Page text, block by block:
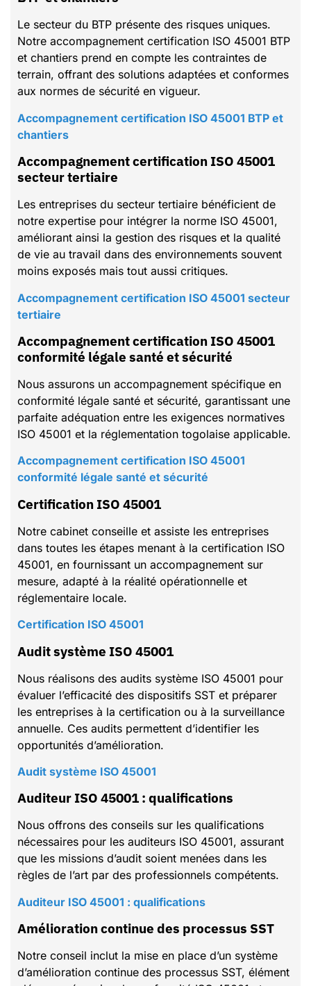
Le secteur du BTP présente des risques uniques.
Notre accompagnement certification ISO 45001 BTP
et chantiers prend en compte les contraintes de
terrain, offrant des solutions adaptées et conformes
aux normes de sécurité en vigueur.
Accompagnement certification ISO 45001 BTP et
chantiers
Accompagnement certification ISO 45001
secteur tertiaire
Les entreprises du secteur tertiaire bénéficient de
notre expertise pour intégrer la norme ISO 45001,
améliorant ainsi la gestion des risques et la qualité
de vie au travail dans des environnements souvent
moins exposés mais tout aussi critiques.
Accompagnement certification ISO 45001 secteur
tertiaire
Accompagnement certification ISO 45001
conformité légale santé et sécurité
Nous assurons un accompagnement spécifique en
conformité légale santé et sécurité, garantissant une
parfaite adéquation entre les exigences normatives
ISO 45001 et la réglementation togolaise applicable.
Accompagnement certification ISO 45001
conformité légale santé et sécurité
Certification ISO 45001
Notre cabinet conseille et assiste les entreprises
dans toutes les étapes menant à la certification ISO
45001, en fournissant un accompagnement sur
mesure, adapté à la réalité opérationnelle et
réglementaire locale.
Certification ISO 45001
Audit système ISO 45001
Nous réalisons des audits système ISO 45001 pour
évaluer l’efficacité des dispositifs SST et préparer
les entreprises à la certification ou à la surveillance
annuelle. Ces audits permettent d’identifier les
opportunités d’amélioration.
Audit système ISO 45001
Auditeur ISO 45001 : qualifications
Nous offrons des conseils sur les qualifications
nécessaires pour les auditeurs ISO 45001, assurant
que les missions d’audit soient menées dans les
règles de l’art par des professionnels compétents.
Auditeur ISO 45001 : qualifications
Amélioration continue des processus SST
Notre conseil inclut la mise en place d’un système
d’amélioration continue des processus SST, élément